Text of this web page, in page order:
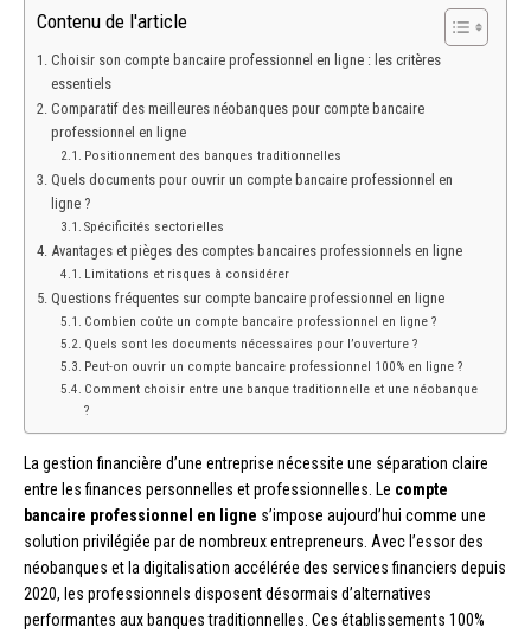
Contenu de l'article
Choisir son compte bancaire professionnel en ligne : les critères
essentiels
Comparatif des meilleures néobanques pour compte bancaire
professionnel en ligne
Positionnement des banques traditionnelles
Quels documents pour ouvrir un compte bancaire professionnel en
ligne ?
Spécificités sectorielles
Avantages et pièges des comptes bancaires professionnels en ligne
Limitations et risques à considérer
Questions fréquentes sur compte bancaire professionnel en ligne
Combien coûte un compte bancaire professionnel en ligne ?
Quels sont les documents nécessaires pour l’ouverture ?
Peut-on ouvrir un compte bancaire professionnel 100% en ligne ?
Comment choisir entre une banque traditionnelle et une néobanque
?
La gestion financière d’une entreprise nécessite une séparation claire
entre les finances personnelles et professionnelles. Le compte
bancaire professionnel en ligne s’impose aujourd’hui comme une
solution privilégiée par de nombreux entrepreneurs. Avec l’essor des
néobanques et la digitalisation accélérée des services financiers depuis
2020, les professionnels disposent désormais d’alternatives
performantes aux banques traditionnelles. Ces établissements 100%